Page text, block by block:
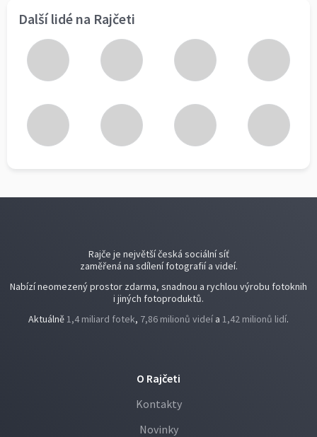
Další lidé na Rajčeti
Rajče je největší česká sociální síť
zaměřená na sdílení fotografií a videí.
Nabízí neomezený prostor zdarma, snadnou a rychlou výrobu fotoknih
i jiných fotoproduktů.
Aktuálně1,4 miliard fotek, 7,86 milionů videí a 1,42 milionů lidí.
O Rajčeti
Kontakty
Novinky